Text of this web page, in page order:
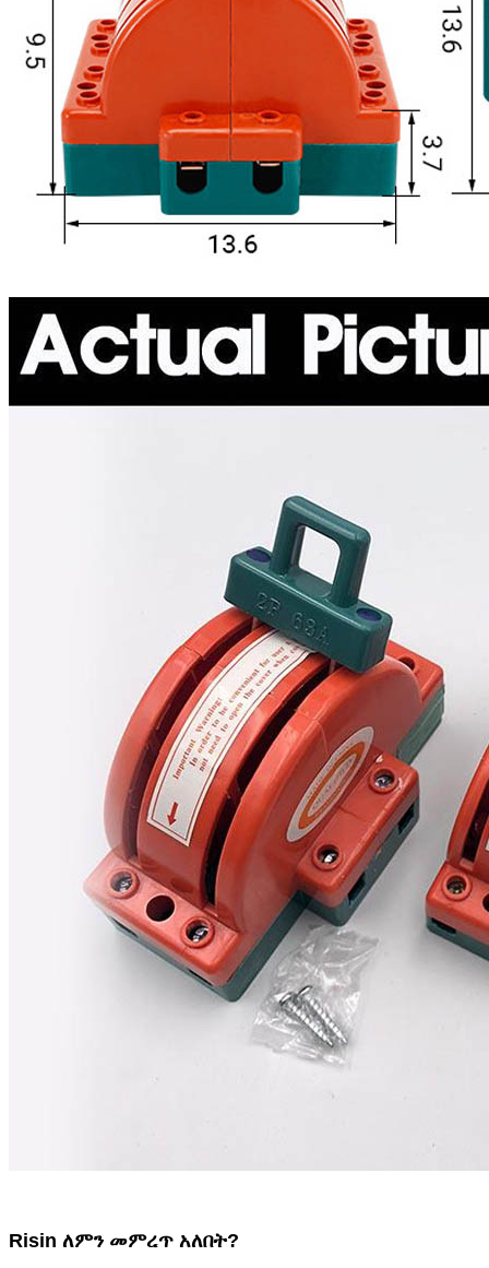
Risin ለምን መምረጥ አለበት?